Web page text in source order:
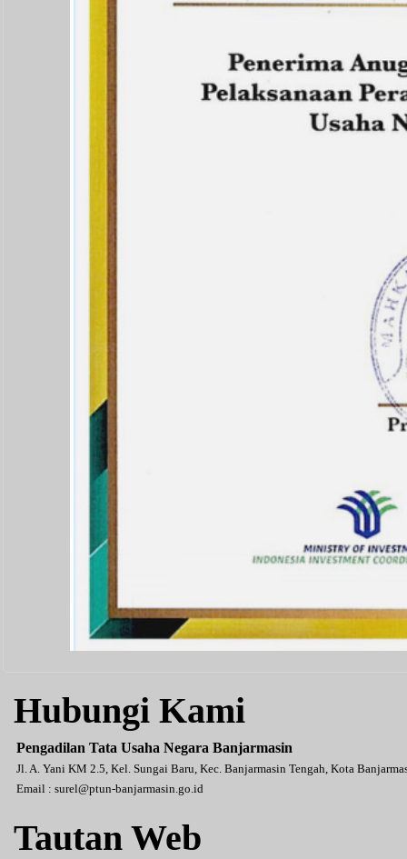
Hubungi Kami
Pengadilan Tata Usaha Negara Banjarmasin
Jl. A. Yani KM 2.5, Kel. Sungai Baru, Kec. Banjarmasin Tengah, Kota
Email : surel@ptun-banjarmasin.go.id
Tautan Web